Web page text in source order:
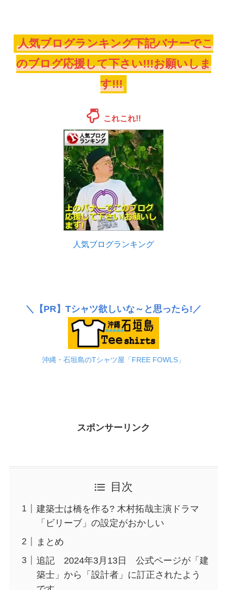
人気ブログランキング下記バナーでこ
のブログ応援して下さい!!!お願いしま
す!!!
これこれ!!
人気ブログランキング
＼ 【PR】 Tシャツ欲しいな～と思ったら!／
沖縄・石垣島のTシャツ屋「FREE FOWLS」
スポンサーリンク
目次
建築士は橋を作る? 木村拓哉主演ドラマ
「ビリーブ」の設定がおかしい
まとめ
追記 2024年3月13日 公式ページが「建
築士」から「設計者」に訂正されたよう